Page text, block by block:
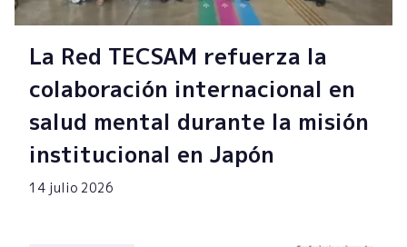
La Red TECSAM refuerza la
colaboración internacional en
salud mental durante la misión
institucional en Japón
14 julio 2026